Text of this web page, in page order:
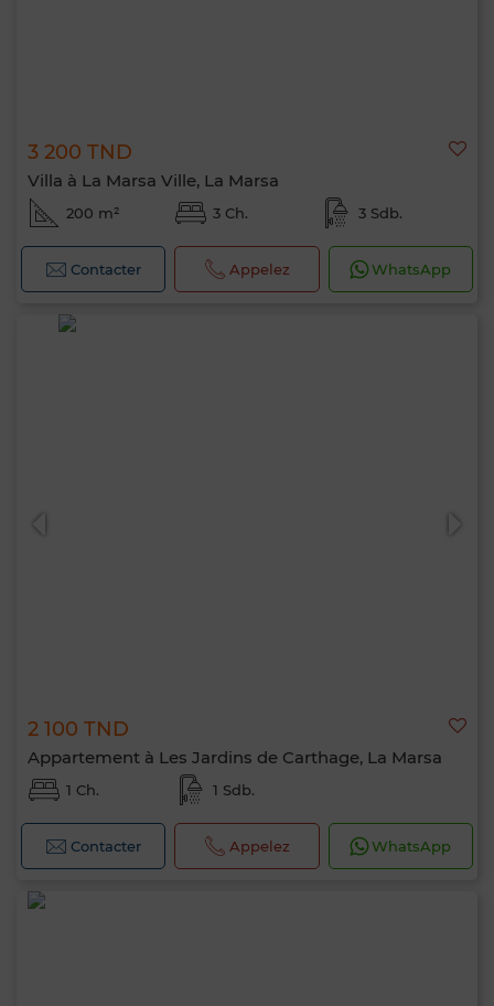
3 200 TND
Villa à La Marsa Ville, La Marsa
200 m² 3 Ch. 3 Sdb.
Contacter Appelez WhatsApp
2 100 TND
Appartement à Les Jardins de Carthage, La Marsa
1 Ch. 1 Sdb.
Contacter Appelez WhatsApp